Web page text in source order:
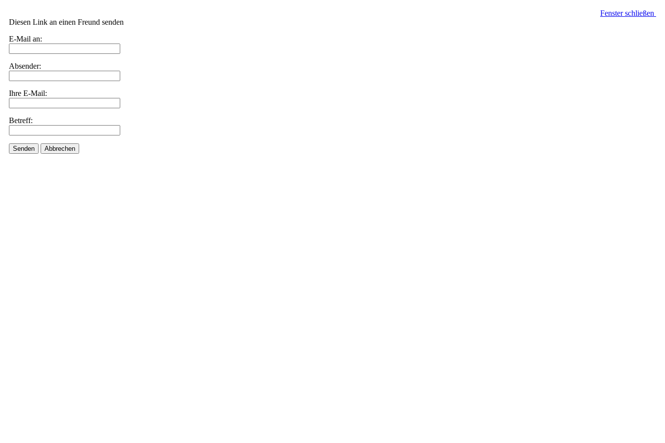
Fenster schließen
Diesen Link an einen Freund senden
E-Mail an:
Absender:
Ihre E-Mail:
Betreff:
Senden Abbrechen